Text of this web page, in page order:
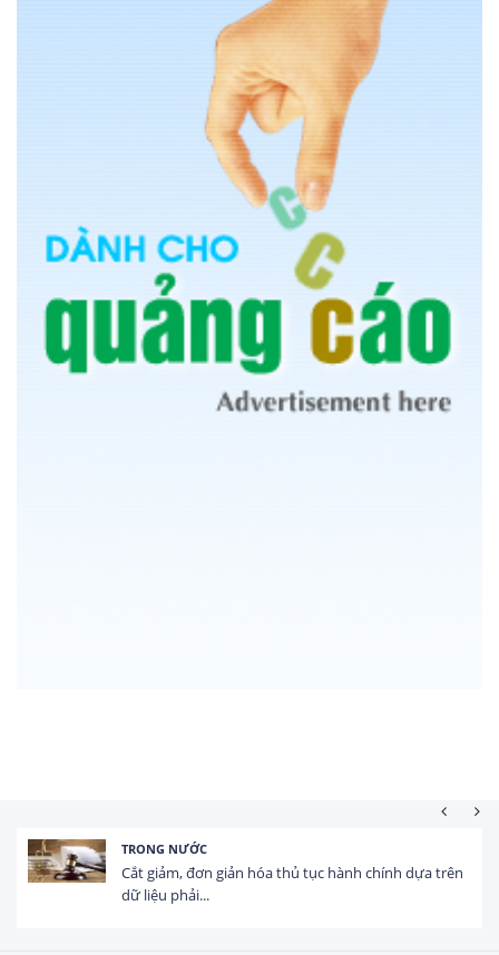
TRONG NƯỚC
Cắt giảm, đơn giản hóa thủ tục hành chính dựa trên
dữ liệu phải...